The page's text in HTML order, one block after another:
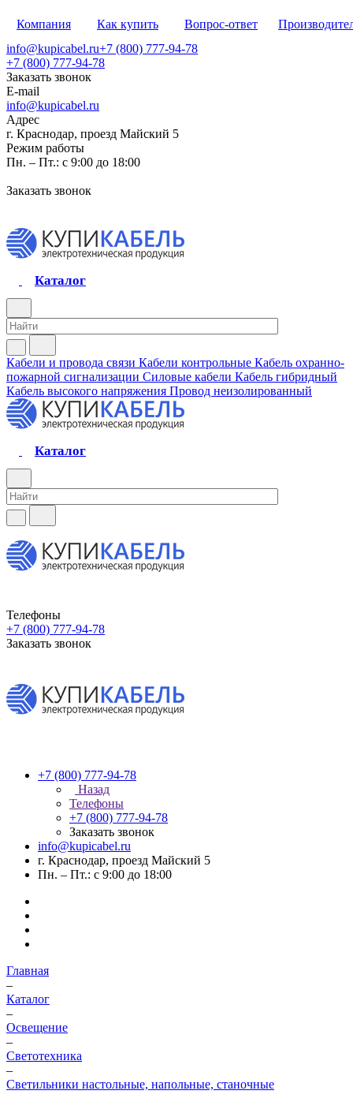
Компания Как купить Вопрос-ответ
info@kupicabel.ru+7 (800) 777-94-78
+7 (800) 777-94-78
Заказать звонок
E-mail
info@kupicabel.ru
Адрес
г. Краснодар, проезд Майский 5
Режим работы
Пн. – Пт.: с 9:00 до 18:00
Заказать звонок
Каталог
Кабели и провода связи Кабели контрольные Кабель охранно-
пожарной сигнализации Силовые кабели Кабель гибридный
Кабель высокого напряжения Провод неизолированный
Каталог
Телефоны
+7 (800) 777-94-78
Заказать звонок
+7 (800) 777-94-78
Назад
Телефоны
+7 (800) 777-94-78
Заказать звонок
info@kupicabel.ru
г. Краснодар, проезд Майский 5
Пн. – Пт.: с 9:00 до 18:00
Главная
–
Каталог
–
Освещение
–
Светотехника
–
Светильники настольные, напольные, станочные